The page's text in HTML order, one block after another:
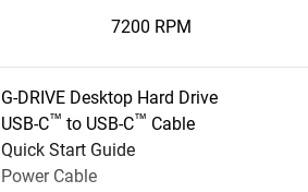
7200 RPM
G-DRIVE Desktop Hard Drive
USB-C™ to USB-C™ Cable
Quick Start Guide
Power Cable